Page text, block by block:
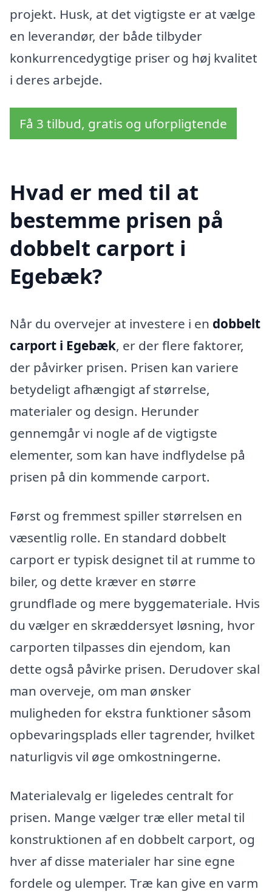
projekt. Husk, at det vigtigste er at vælge
en leverandør, der både tilbyder
konkurrencedygtige priser og høj kvalitet
i deres arbejde.
Få 3 tilbud, gratis og uforpligtende
Hvad er med til at
bestemme prisen på
dobbelt carport i
Egebæk?
Når du overvejer at investere i en dobbelt
carport i Egebæk, er der flere faktorer,
der påvirker prisen. Prisen kan variere
betydeligt afhængigt af størrelse,
materialer og design. Herunder
gennemgår vi nogle af de vigtigste
elementer, som kan have indflydelse på
prisen på din kommende carport.
Først og fremmest spiller størrelsen en
væsentlig rolle. En standard dobbelt
carport er typisk designet til at rumme to
biler, og dette kræver en større
grundflade og mere byggemateriale. Hvis
du vælger en skræddersyet løsning, hvor
carporten tilpasses din ejendom, kan
dette også påvirke prisen. Derudover skal
man overveje, om man ønsker
muligheden for ekstra funktioner såsom
opbevaringsplads eller tagrender, hvilket
naturligvis vil øge omkostningerne.
Materialevalg er ligeledes centralt for
prisen. Mange vælger træ eller metal til
konstruktionen af en dobbelt carport, og
hver af disse materialer har sine egne
fordele og ulemper. Træ kan give en varm